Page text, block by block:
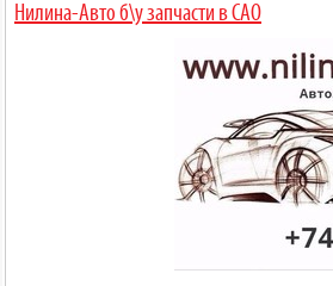
Нилина-Авто б\у запчасти в САО